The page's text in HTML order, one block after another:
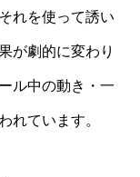
れを使って誘い
が劇的に変わり
ル中の動き・一
れています。